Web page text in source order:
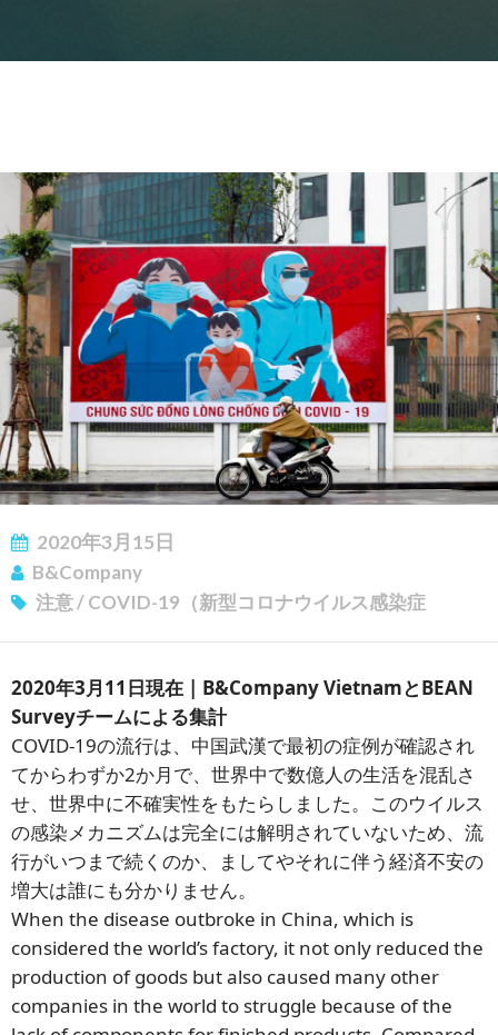
2020年3月15日
B&Company
注意/COVID-19（新型コロナウイルス感染症
2020年3月11日現在 | B&Company VietnamとBEAN
Surveyチームによる集計
COVID-19の流行は、中国武漢で最初の症例が確認され
てからわずか2か月で、世界中で数億人の生活を混乱さ
せ、世界中に不確実性をもたらしました。このウイルス
の感染メカニズムは完全には解明されていないため、流
行がいつまで続くのか、ましてやそれに伴う経済不安の
増大は誰にも分かりません。
When the disease outbroke in China, which is
considered the world’s factory, it not only reduced the
production of goods but also caused many other
companies in the world to struggle because of the
ニュースレターを購読する